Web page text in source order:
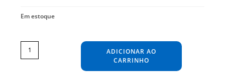
Em estoque
Adesivo
PS3
Controle
Playstation
Pelicula
ADICIONAR AO
CARRINHO